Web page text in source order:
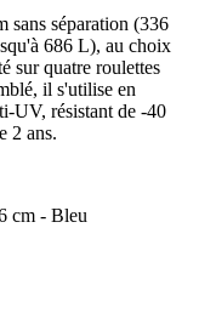
sans séparation (336
686 L), au choix
sur quatre roulettes
il s'utilise en
UV, résistant de -40
2 ans.
cm - Bleu